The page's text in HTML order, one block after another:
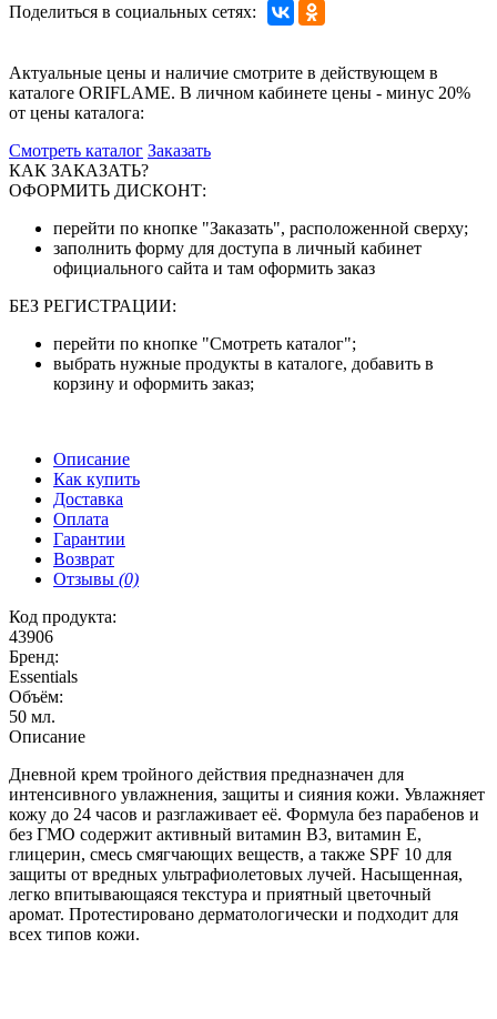
Поделиться в социальных сетях:
Актуальные цены и наличие смотрите в действующем в
каталоге ORIFLAME. В личном кабинете цены - минус 20%
от цены каталога:
Смотреть каталог Заказать
КАК ЗАКАЗАТЬ?
ОФОРМИТЬ ДИСКОНТ:
перейти по кнопке "Заказать", расположенной сверху;
заполнить форму для доступа в личный кабинет
официального сайта и там оформить заказ
БЕЗ РЕГИСТРАЦИИ:
перейти по кнопке "Смотреть каталог";
выбрать нужные продукты в каталоге, добавить в
корзину и оформить заказ;
Описание
Как купить
Доставка
Оплата
Гарантии
Возврат
Отзывы (0)
Код продукта:
43906
Бренд:
Essentials
Объём:
50 мл.
Описание
Дневной крем тройного действия предназначен для
интенсивного увлажнения, защиты и сияния кожи. Увлажняет
кожу до 24 часов и разглаживает её. Формула без парабенов и
без ГМО содержит активный витамин B3, витамин E,
глицерин, смесь смягчающих веществ, а также SPF 10 для
защиты от вредных ультрафиолетовых лучей. Насыщенная,
легко впитывающаяся текстура и приятный цветочный
аромат. Протестировано дерматологически и подходит для
всех типов кожи.